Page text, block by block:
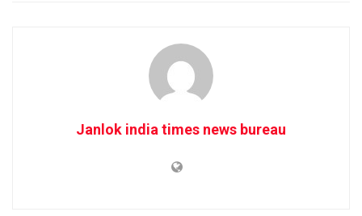
Janlok india times news bureau